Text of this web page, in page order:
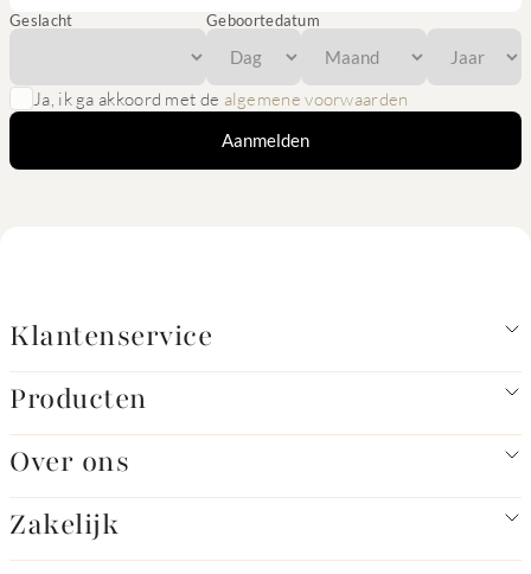
Geslacht Geboortedatum
Ja, ik ga akkoord met de algemene voorwaarden
Aanmelden
Klantenservice
Producten
Over ons
Zakelijk